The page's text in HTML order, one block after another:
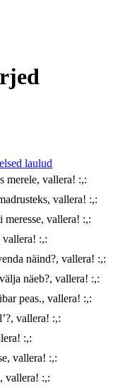
laulud
merele, vallera! :,:
vallera! :,:
meresse, vallera! :,:
vallera! :,:
näind?, vallera! :,:
näeb?, vallera! :,:
peas., vallera! :,:
vallera! :,:
:,:
vallera! :,:
vallera! :,: